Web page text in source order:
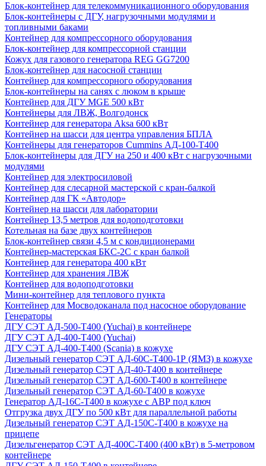
Блок-контейнер для телекоммуникационного оборудования
Блок-контейнеры с ДГУ, нагрузочными модулями и
топливными баками
Контейнер для компрессорного оборудования
Блок-контейнер для компрессорной станции
Кожух для газового генератора REG GG7200
Блок-контейнер для насосной станции
Контейнер для компрессорного оборудования
Блок-контейнеры на санях с люком в крыше
Контейнер для ДГУ MGE 500 кВт
Контейнеры для ЛВЖ, Волгодонск
Контейнер для генератора Aksa 600 кВт
Контейнер на шасси для центра управления БПЛА
Контейнеры для генераторов Cummins АД-100-Т400
Блок-контейнеры для ДГУ на 250 и 400 кВт с нагрузочными
модулями
Контейнер для электросиловой
Контейнер для слесарной мастерской с кран-балкой
Контейнер для ГК «Автодор»
Контейнер на шасси для лаборатории
Контейнер 13,5 метров для водоподготовки
Котельная на базе двух контейнеров
Блок-контейнер связи 4,5 м с кондиционерами
Контейнер-мастерская БКС-2С с кран балкой
Контейнер для генератора 400 кВт
Контейнер для хранения ЛВЖ
Контейнер для водоподготовки
Мини-контейнер для теплового пункта
Контейнер для Мосводоканала под насосное оборудование
Генераторы
ДГУ СЭТ АД-500-Т400 (Yuchai) в контейнере
ДГУ СЭТ АД-400-Т400 (Yuchai)
ДГУ СЭТ АД-400-Т400 (Scania) в кожухе
Дизельный генератор СЭТ АД-60С-Т400-1Р (ЯМЗ) в кожухе
Дизельный генератор СЭТ АД-40-Т400 в контейнере
Дизельный генератор СЭТ АД-600-Т400 в контейнере
Дизельный генератор СЭТ АД-60-Т400 в кожухе
Генератор АД-16С-Т400 в кожухе с АВР под ключ
Отгрузка двух ДГУ по 500 кВт для параллельной работы
Дизельный генератор СЭТ АД-150С-Т400 в кожухе на
прицепе
Дизельгенератор СЭТ АД-400С-Т400 (400 кВт) в 5-метровом
контейнере